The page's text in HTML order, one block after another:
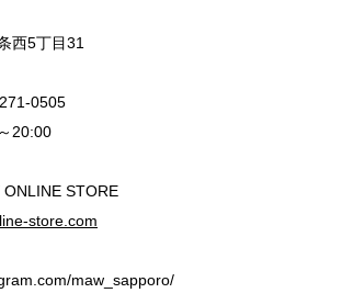
西5丁目31
0505
20:00
ONLINE STORE
store.com
maw_sapporo/